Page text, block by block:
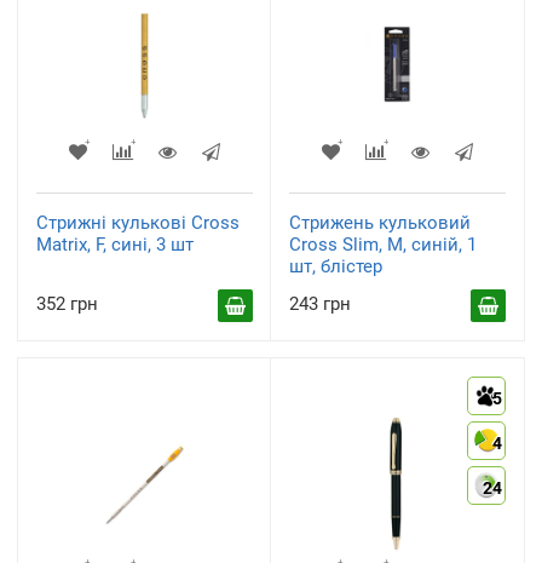
Стрижні кулькові Cross
Matrix, F, сині, 3 шт
352 грн
Стрижень кульковий
Cross Slim, М, синій, 1
шт, блістер
243 грн
5
4
24